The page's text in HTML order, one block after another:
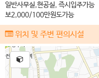
일반사무실,현공실, 즉시입주가능
보2,000/100만원도가능
위치 및 주변 편의시설